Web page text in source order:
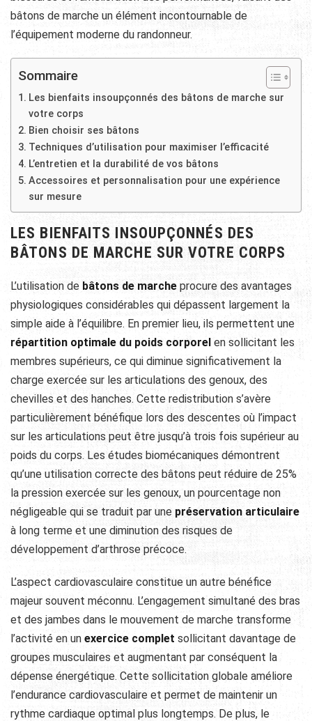
bâtons de marche un élément incontournable de
l’équipement moderne du randonneur.
Sommaire
Les bienfaits insoupçonnés des bâtons de marche sur
votre corps
Bien choisir ses bâtons
Techniques d’utilisation pour maximiser l’efficacité
L’entretien et la durabilité de vos bâtons
Accessoires et personnalisation pour une expérience
sur mesure
LES BIENFAITS INSOUPÇONNÉS DES
BÂTONS DE MARCHE SUR VOTRE CORPS
L’utilisation de bâtons de marche procure des avantages
physiologiques considérables qui dépassent largement la
simple aide à l’équilibre. En premier lieu, ils permettent une
répartition optimale du poids corporel en sollicitant les
membres supérieurs, ce qui diminue significativement la
charge exercée sur les articulations des genoux, des
chevilles et des hanches. Cette redistribution s’avère
particulièrement bénéfique lors des descentes où l’impact
sur les articulations peut être jusqu’à trois fois supérieur au
poids du corps. Les études biomécaniques démontrent
qu’une utilisation correcte des bâtons peut réduire de 25%
la pression exercée sur les genoux, un pourcentage non
négligeable qui se traduit par une préservation articulaire
à long terme et une diminution des risques de
développement d’arthrose précoce.
L’aspect cardiovasculaire constitue un autre bénéfice
majeur souvent méconnu. L’engagement simultané des bras
et des jambes dans le mouvement de marche transforme
l’activité en un exercice complet sollicitant davantage de
groupes musculaires et augmentant par conséquent la
dépense énergétique. Cette sollicitation globale améliore
l’endurance cardiovasculaire et permet de maintenir un
rythme cardiaque optimal plus longtemps. De plus, le